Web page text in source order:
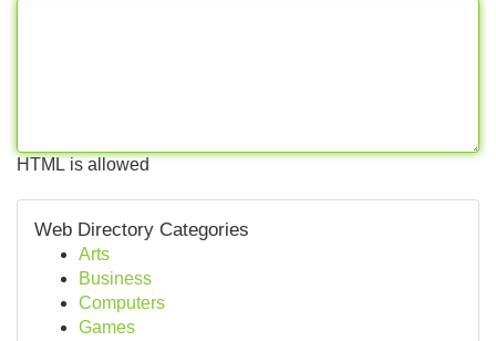
HTML is allowed
Web Directory Categories
Arts
Business
Computers
Games